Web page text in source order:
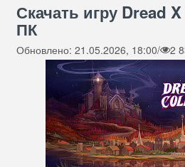
Скачать игру Dread
ПК
Обновлено: 21.05.2026, 18:00/ 2